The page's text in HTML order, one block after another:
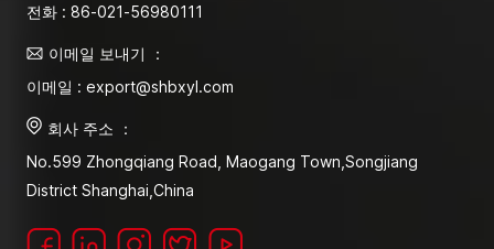
전화 : 86-021-56980111
이메일 보내기 ：
이메일 : export@shbxyl.com
회사 주소 ：
No.599 Zhongqiang Road, Maogang Town,Songjiang
District Shanghai,China